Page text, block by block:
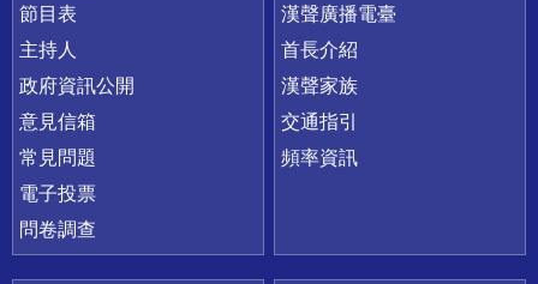
節目表
主持人
政府資訊公開
意見信箱
常見問題
電子投票
問卷調查
漢聲廣播電臺
首長介紹
漢聲家族
交通指引
頻率資訊